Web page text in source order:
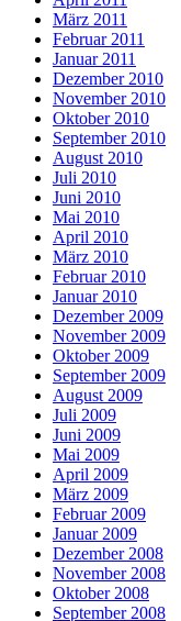
März 2011
Februar 2011
Januar 2011
Dezember 2010
November 2010
Oktober 2010
September 2010
August 2010
Juli 2010
Juni 2010
Mai 2010
April 2010
März 2010
Februar 2010
Januar 2010
Dezember 2009
November 2009
Oktober 2009
September 2009
August 2009
Juli 2009
Juni 2009
Mai 2009
April 2009
März 2009
Februar 2009
Januar 2009
Dezember 2008
November 2008
Oktober 2008
September 2008